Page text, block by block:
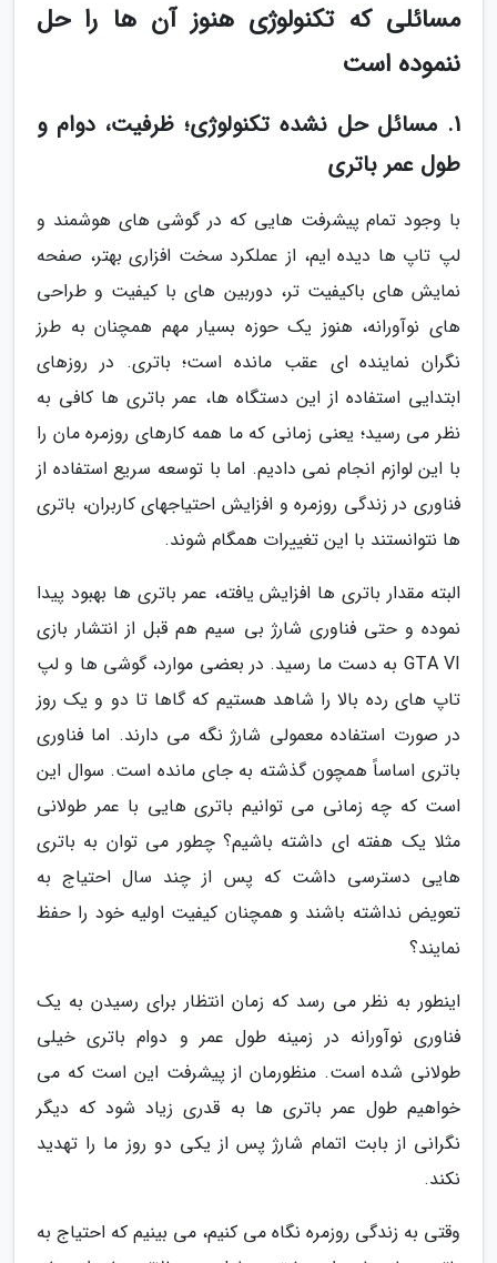
مسائلی که تکنولوژی هنوز آن ها را حل
ننموده است
1. مسائل حل نشده تکنولوژی؛ ظرفیت، دوام و
طول عمر باتری
با وجود تمام پیشرفت هایی که در گوشی های هوشمند و
لپ تاپ ها دیده ایم، از عملکرد سخت افزاری بهتر، صفحه
نمایش های باکیفیت تر، دوربین های با کیفیت و طراحی
های نوآورانه، هنوز یک حوزه بسیار مهم همچنان به طرز
نگران نماینده ای عقب مانده است؛ باتری. در روزهای
ابتدایی استفاده از این دستگاه ها، عمر باتری ها کافی به
نظر می رسید؛ یعنی زمانی که ما همه کارهای روزمره مان را
با این لوازم انجام نمی دادیم. اما با توسعه سریع استفاده از
فناوری در زندگی روزمره و افزایش احتیاجهای کاربران، باتری
ها نتوانستند با این تغییرات همگام شوند.
البته مقدار باتری ها افزایش یافته، عمر باتری ها بهبود پیدا
نموده و حتی فناوری شارژ بی سیم هم قبل از انتشار بازی
GTA VI به دست ما رسید. در بعضی موارد، گوشی ها و لپ
تاپ های رده بالا را شاهد هستیم که گاها تا دو و یک روز
در صورت استفاده معمولی شارژ نگه می دارند. اما فناوری
باتری اساساً همچون گذشته به جای مانده است. سوال این
است که چه زمانی می توانیم باتری هایی با عمر طولانی
مثلا یک هفته ای داشته باشیم؟ چطور می توان به باتری
هایی دسترسی داشت که پس از چند سال احتیاج به
تعویض نداشته باشند و همچنان کیفیت اولیه خود را حفظ
نمایند؟
اینطور به نظر می رسد که زمان انتظار برای رسیدن به یک
فناوری نوآورانه در زمینه طول عمر و دوام باتری خیلی
طولانی شده است. منظورمان از پیشرفت این است که می
خواهیم طول عمر باتری ها به قدری زیاد شود که دیگر
نگرانی از بابت اتمام شارژ پس از یکی دو روز ما را تهدید
نکند.
وقتی به زندگی روزمره نگاه می کنیم، می بینیم که احتیاج به